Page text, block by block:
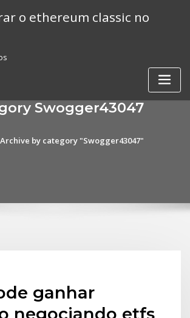
o ethereum classic no
Swogger43047
Archive by category "Swogger43047"
ganhar
negociando etfs